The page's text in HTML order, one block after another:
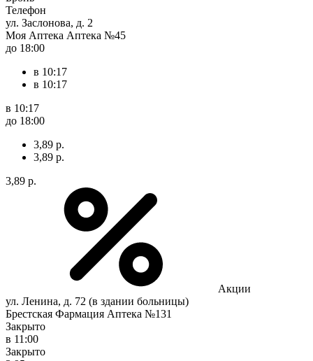
Телефон
ул. Заслонова, д. 2
Моя Аптека Аптека №45
до 18:00
в 10:17
в 10:17
в 10:17
до 18:00
3,89 р.
3,89 р.
3,89 р.
Акции
ул. Ленина, д. 72 (в здании больницы)
Брестская Фармация Аптека №131
Закрыто
в 11:00
Закрыто